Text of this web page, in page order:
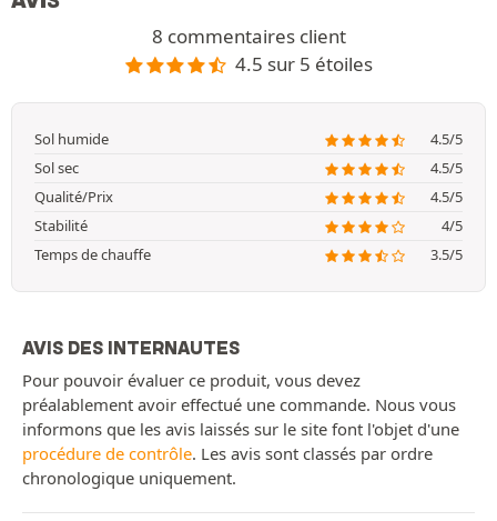
8 commentaires client
4.5 sur 5 étoiles
Sol humide
4.5/5
Sol sec
4.5/5
Qualité/Prix
4.5/5
Stabilité
4/5
Temps de chauffe
3.5/5
AVIS DES INTERNAUTES
Pour pouvoir évaluer ce produit, vous devez
préalablement avoir effectué une commande. Nous vous
informons que les avis laissés sur le site font l'objet d'une
procédure de contrôle. Les avis sont classés par ordre
chronologique uniquement.